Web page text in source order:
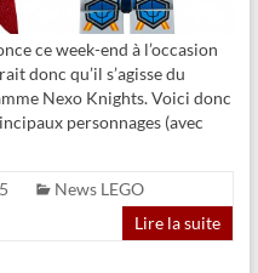
ce week-end à l’occasion
donc qu’il s’agisse du
Nexo Knights. Voici donc
personnages (avec
News LEGO
Lire la suite